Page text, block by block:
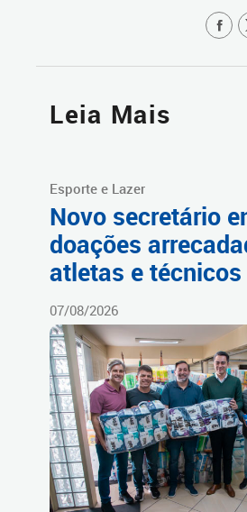
Leia Mais
Esporte e Lazer
Novo secretário
doações
atletas e técnicos
07/08/2026